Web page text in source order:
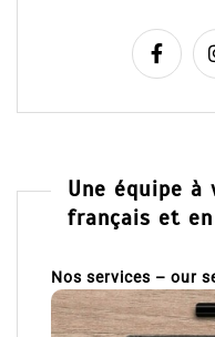
Une équipe à
français et
Nos services – our